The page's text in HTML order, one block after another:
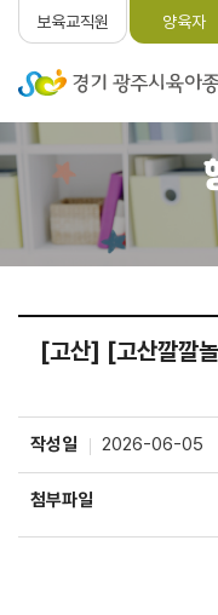
보육교직원 양육자
[고산] [고산깔깔
작성일 2026-06-05
첨부파일